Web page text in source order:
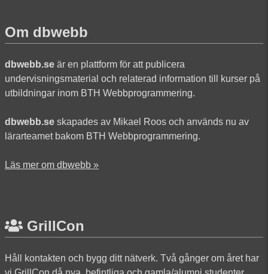
Om dbwebb
dbwebb.seär en plattform för att publicera
undervisningsmaterial och relaterad information till kurser på
utbildningar inom BTH Webbprogrammering.
dbwebb.seskapades av Mikael Roos och används nu av
lärarteamet bakom BTH Webbprogrammering.
Läs mer om dbwebb »
GrillCon
Håll kontakten och bygg ditt nätverk. Två gånger om året har